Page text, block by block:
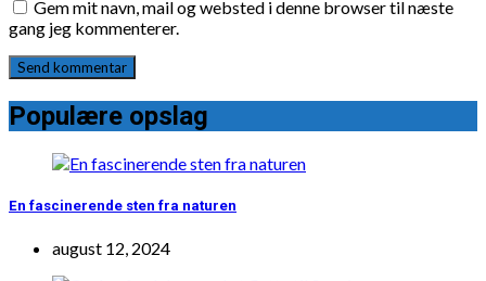
Gem mit navn, mail og websted i denne browser til næste
gang jeg kommenterer.
Populære opslag
En fascinerende sten fra naturen
august 12, 2024